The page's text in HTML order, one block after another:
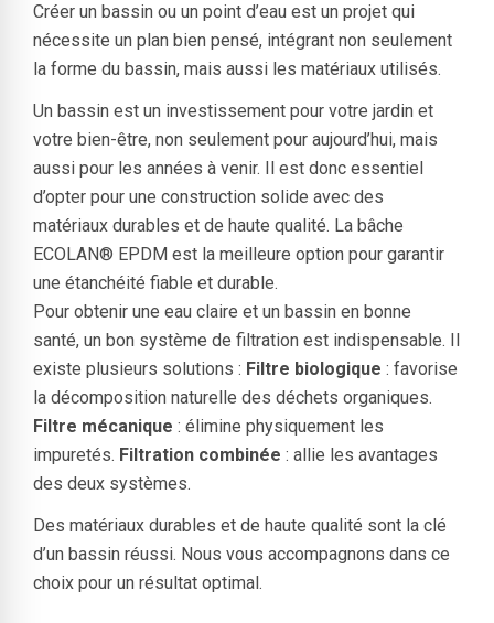
Créer un bassin ou un point d’eau est un projet qui
nécessite un plan bien pensé, intégrant non seulement
la forme du bassin, mais aussi les matériaux utilisés.
Un bassin est un investissement pour votre jardin et
votre bien-être, non seulement pour aujourd’hui, mais
aussi pour les années à venir. Il est donc essentiel
d’opter pour une construction solide avec des
matériaux durables et de haute qualité. La bâche
ECOLAN® EPDM est la meilleure option pour garantir
une étanchéité fiable et durable.
Pour obtenir une eau claire et un bassin en bonne
santé, un bon système de filtration est indispensable. Il
existe plusieurs solutions : Filtre biologique : favorise
la décomposition naturelle des déchets organiques.
Filtre mécanique : élimine physiquement les
impuretés. Filtration combinée : allie les avantages
des deux systèmes.
Des matériaux durables et de haute qualité sont la clé
d’un bassin réussi. Nous vous accompagnons dans ce
choix pour un résultat optimal.